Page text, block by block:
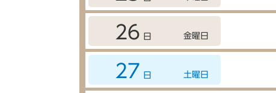
26 日 金曜日
27 日 土曜日